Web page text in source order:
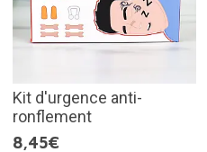
Kit d'urgence anti-
ronflement
8,45€